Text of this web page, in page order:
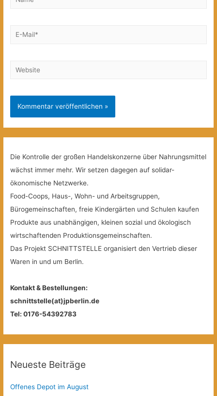
E-
Website
Die Kontrolle der großen Handelskonzerne über Nahrungsmittel
wächst immer mehr. Wir setzen dagegen auf solidar-
ökonomische Netzwerke.
Food-Coops, Haus-, Wohn- und Arbeitsgruppen,
Bürogemeinschaften, freie Kindergärten und Schulen kaufen
Produkte aus unabhängigen, kleinen sozial und ökologisch
wirtschaftenden Produktionsgemeinschaften.
Das Projekt SCHNITTSTELLE organisiert den Vertrieb dieser
Waren in und um Berlin.
Kontakt & Bestellungen:
schnittstelle(at)jpberlin.de
Tel: 0176-54392783
Neueste Beiträge
Offenes Depot im August